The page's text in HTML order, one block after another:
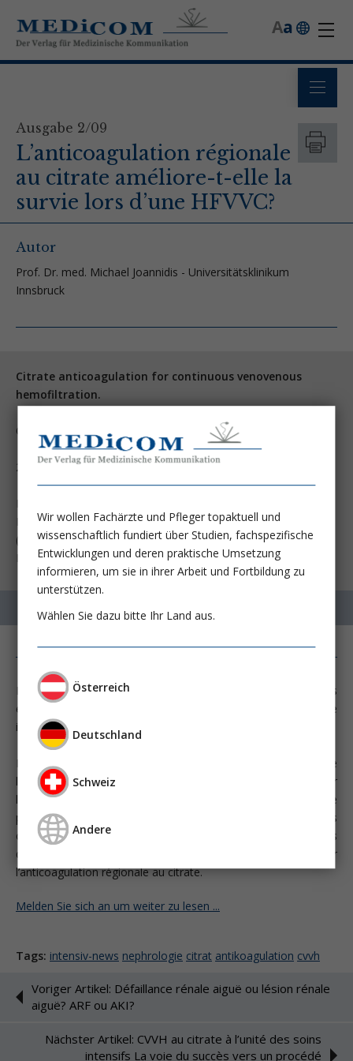
a
A
Ausgabe 2/09
L’anticoagulation régionale
au citrate améliore-t-elle la
survie lors d’une HFVVC?
Autor
Prof. Dr. med. Michael Joannidis - Universitätsklinikum
Innsbruck
Citrate anticoagulation for continuous venovenous
hemofiltration.
Oudemans-van Straaten HM, Bosman RJ, Koopmans M, et al.
Crit Care Med
2009; 37:545
RJB, MK, PHJvdV, JPJW, JIvdS, DFZ); and Teaching Hospital
(LMD), Onze Lieve Vrouwe Gasthuis, Amsterdam, The
Netherlands.
L’anticoagulation régionale a été décrite pour la première fois
en 1983 en tant que procédé alternatif pour l’hémodialyse
intermittente chez les patients à risque hémorragique accru.
L’utilisation des procédés continus se distingue par le fait que
l’apport continu de citrate a un impact nettement supérieur sur
l’équilibre acido-basique et est influencé en plus large mesure
par la fonction hépatique. Étant donné que les procédés
continus présentent des caractéristiques physico-chimiques
différentes, il n’existe pas encore de procédé standardisé pour
l’anticoagulation régionale au citrate.
Melden Sie sich an um weiter zu lesen ...
Tags: intensiv-news nephrologie citrat antikoagulation cvvh
Voriger Artikel: Défaillance rénale aiguë ou lésion rénale
aiguë? ARF ou AKI?
Nächster Artikel: CVVH au citrate à l’unité des soins
intensifs La voie du succès vers un procédé
Wir wollen Fachärzte und Pfleger topaktuell und
wissenschaftlich fundiert über Studien, fachspezifische
Entwicklungen und deren praktische Umsetzung
informieren, um sie in ihrer Arbeit und Fortbildung zu
unterstützen.
Wählen Sie dazu bitte Ihr Land aus.
Österreich
Deutschland
Schweiz
Andere